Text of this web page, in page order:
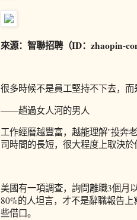
來源：智聯招聘（ID：zhaopin-
很多時候不是員工堅持不下去，而
——趟過女人河的男人
工作經曆越豐富，越能理解"投奔
司時間的長短，很大程度上取決於
美國有一項調查，詢問離職3個月
80%的人坦言，才不是辭職報告
些借口。